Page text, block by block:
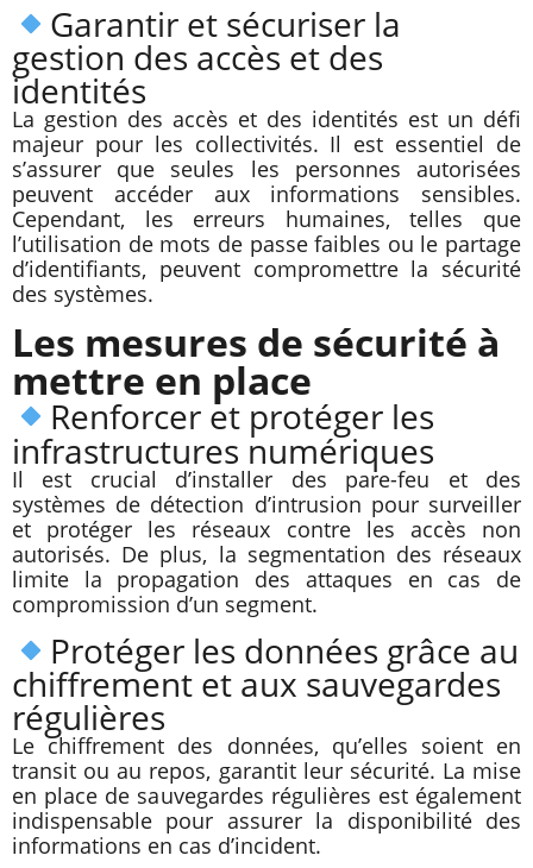
Garantir et sécuriser la
gestion des accès et des
identités
La gestion des accès et des identités est un défi
majeur pour les collectivités. Il est essentiel de
s’assurer que seules les personnes autorisées
peuvent accéder aux informations sensibles.
Cependant, les erreurs humaines, telles que
l’utilisation de mots de passe faibles ou le partage
d’identifiants, peuvent compromettre la sécurité
des systèmes.
Les mesures de sécurité à
mettre en place
Renforcer et protéger les
infrastructures numériques
Il est crucial d’installer des pare-feu et des
systèmes de détection d’intrusion pour surveiller
et protéger les réseaux contre les accès non
autorisés. De plus, la segmentation des réseaux
limite la propagation des attaques en cas de
compromission d’un segment.
Protéger les données grâce au
chiffrement et aux sauvegardes
régulières
Le chiffrement des données, qu’elles soient en
transit ou au repos, garantit leur sécurité. La mise
en place de sauvegardes régulières est également
indispensable pour assurer la disponibilité des
informations en cas d’incident.